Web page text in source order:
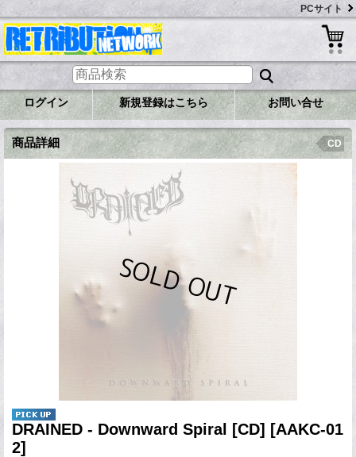
PCサイト
ログイン 新規登録はこちら お問い合せ
商品詳細 CD
DRAINED - Downward Spiral [CD] [AAKC-01
2]